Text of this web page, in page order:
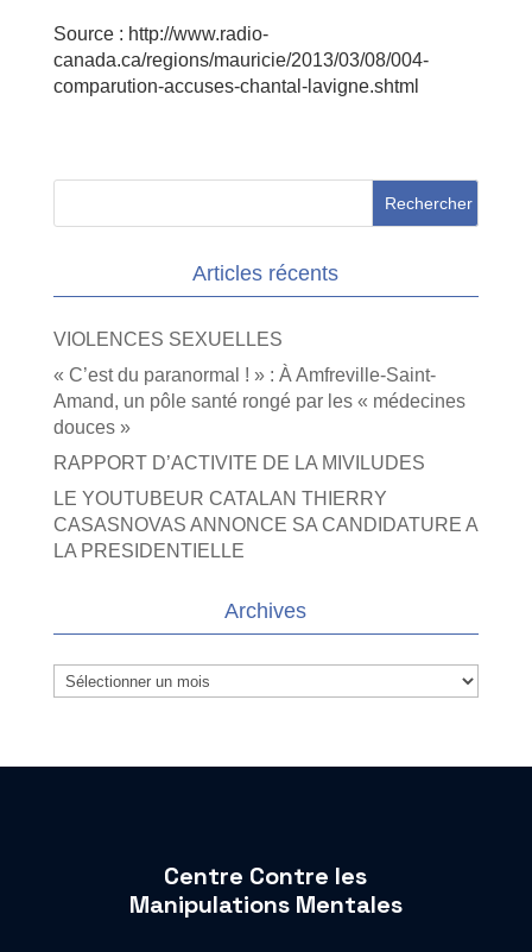
Source : http://www.radio-
canada.ca/regions/mauricie/2013/03/08/004-
comparution-accuses-chantal-lavigne.shtml
Articles récents
VIOLENCES SEXUELLES
« C’est du paranormal ! » : À Amfreville-Saint-
Amand, un pôle santé rongé par les « médecines
douces »
RAPPORT D’ACTIVITE DE LA MIVILUDES
LE YOUTUBEUR CATALAN THIERRY
CASASNOVAS ANNONCE SA CANDIDATURE A
LA PRESIDENTIELLE
Archives
Archives
Centre Contre les
Manipulations Mentales